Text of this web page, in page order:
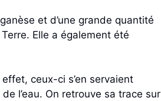
et d’une grande quantité
Elle a également été
ceux-ci s’en servaient
l’eau. On retrouve sa trace sur